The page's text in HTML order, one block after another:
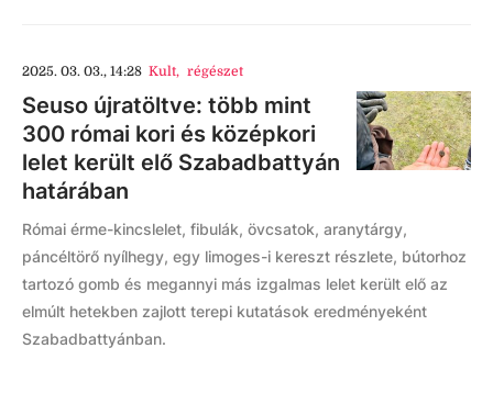
2025. 03. 03., 14:28 Kult, régészet
Seuso újratöltve: több mint
300 római kori és középkori
lelet került elő Szabadbattyán
határában
Római érme-kincslelet, fibulák, övcsatok, aranytárgy,
páncéltörő nyílhegy, egy limoges-i kereszt részlete, bútorhoz
tartozó gomb és megannyi más izgalmas lelet került elő az
elmúlt hetekben zajlott terepi kutatások eredményeként
Szabadbattyánban.